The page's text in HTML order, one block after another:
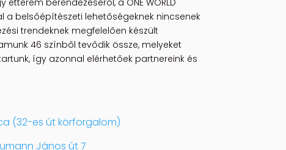
a belsőépítészeti lehetőségeknek nincsenek
trendeknek megfelelően készült
46 színből tevődik össze, melyeket
így azonnal elérhetőek partnereink és
(32-es út körforgalom)
János út 7